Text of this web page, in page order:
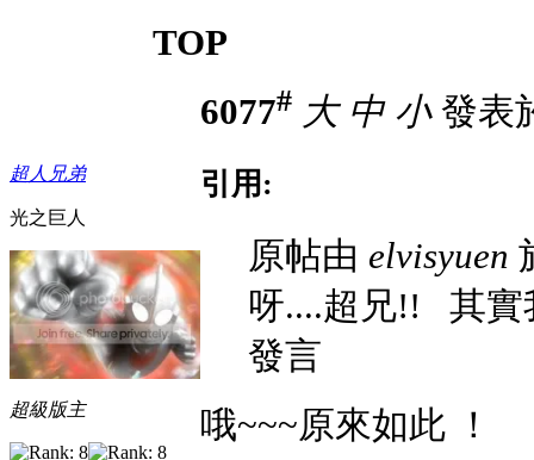
TOP
超人兄弟
光之巨人
超級版主
6077# 大 中 小發表
引用:
原帖由 elvisyuen
呀....超兄!! 其實
發言
哦~~~原來如此 ！